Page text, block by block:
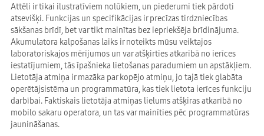
Attēli ir tikai ilustratīviem nolūkiem, un piederumi tiek pārdoti
atsevišķi. Funkcijas un specifikācijas ir precīzas tirdzniecības
sākšanas brīdī, bet var tikt mainītas bez iepriekšēja brīdinājuma.
Akumulatora kalpošanas laiks ir noteikts mūsu veiktajos
laboratoriskajos mērījumos un var atšķirties atkarībā no ierīces
iestatījumiem, tās īpašnieka lietošanas paradumiem un apstākļiem.
Lietotāja atmiņa ir mazāka par kopējo atmiņu, jo tajā tiek glabāta
operētājsistēma un programmatūra, kas tiek lietota ierīces funkciju
darbībai. Faktiskais lietotāja atmiņas lielums atšķiras atkarībā no
mobilo sakaru operatora, un tas var mainīties pēc programmatūras
jaunināšanas.